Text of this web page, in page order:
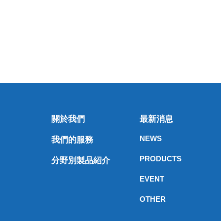
關於我們
我們的服務
分野別製品紹介
最新消息
NEWS
PRODUCTS
EVENT
OTHER